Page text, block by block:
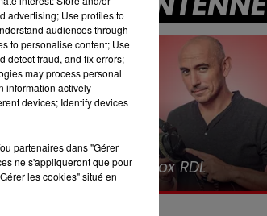
en 2
il
7h00 - 10h00
Debout c'est l'heure
advertising; Use profiles to
audiences through
to personalise content; Use
detect fraud, and fix errors;
may process personal
information actively
devices; Identify devices
partenaires dans "Gérer
ne s'appliqueront que pour
les cookies" situé en